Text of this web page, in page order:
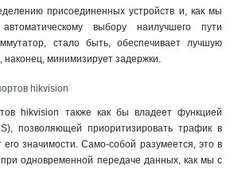
присоединенных устройств и, как мы
выбору наилучшего пути
стало быть, обеспечивает лучшую
наконец, минимизирует задержки.
hikvision
hikvision также как бы владеет функцией
позволяющей приоритизировать трафик в
его значимости. Само-собой разумеется, это в
одновременной передаче данных, как мы с